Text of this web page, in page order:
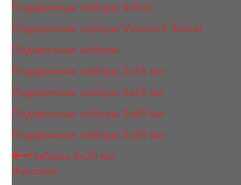
Подарочные наборы 4х5ml
Подарочные наборы Victoria's Secret
Подарочные наборы
Подарочные наборы 2x15 мл
Подарочные наборы 3х15 мл
Подарочные наборы 3x50 мл
Подарочные наборы 3x20 мл
Наборы 3х20 мл
Женские